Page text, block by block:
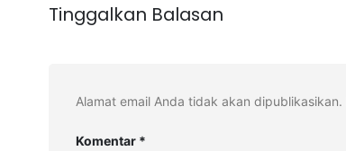
Tinggalkan Balasan
Alamat email Anda tidak akan dipublikasikan.
Komentar *